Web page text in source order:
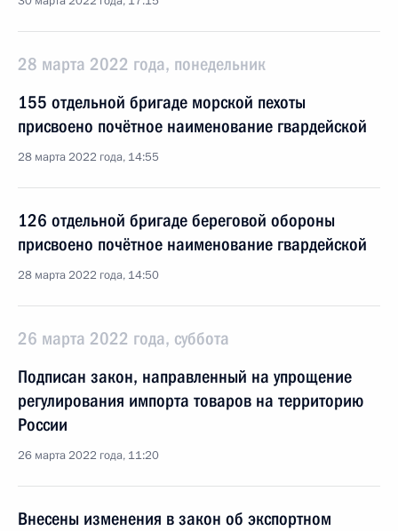
28 марта 2022 года, понедельник
155 отдельной бригаде морской пехоты
присвоено почётное наименование гвардейской
28 марта 2022 года, 14:55
126 отдельной бригаде береговой обороны
присвоено почётное наименование гвардейской
28 марта 2022 года, 14:50
26 марта 2022 года, суббота
Подписан закон, направленный на упрощение
регулирования импорта товаров на территорию
России
26 марта 2022 года, 11:20
Внесены изменения в закон об экспортном